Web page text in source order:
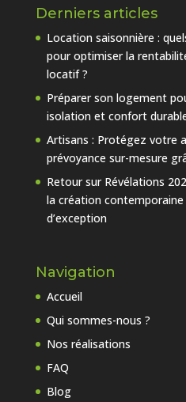
Derniers articles
Location saisonnière :
pour optimiser la
locatif ?
Préparer son logement
isolation et confort
Artisans : Protégez votre
prévoyance sur-mesure
Retour sur Révélations
la création
d’exception
Navigation
Accueil
Qui sommes-nous ?
Nos réalisations
FAQ
Blog